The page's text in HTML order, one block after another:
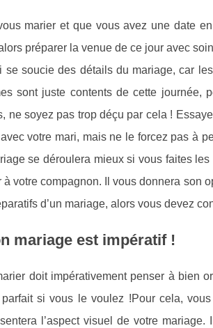
marier et que vous avez une date
préparer la venue de ce jour avec
se soucie des détails du mariage, car
sont juste contents de cette journée,
ne soyez pas trop déçu par cela !
votre mari, mais ne le forcez pas à
se déroulera mieux si vous faites
votre compagnon. Il vous donnera son
d’un mariage, alors vous devez
mariage est impératif !
doit impérativement penser à bien
si vous le voulez !Pour cela,
l’aspect visuel de votre